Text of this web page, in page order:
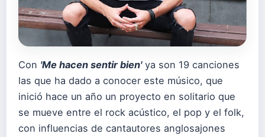
Con 'Me hacen sentir bien'ya son 19 canciones
las que ha dado a conocer este músico, que
inició hace un año un proyecto en solitario que
se mueve entre el rock acústico, el pop y el folk,
con influencias de cantautores anglosajones